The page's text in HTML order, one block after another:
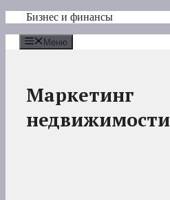
Перейти
содержимому
Бизнес и финансы
Меню
Маркетинг
недвижимости